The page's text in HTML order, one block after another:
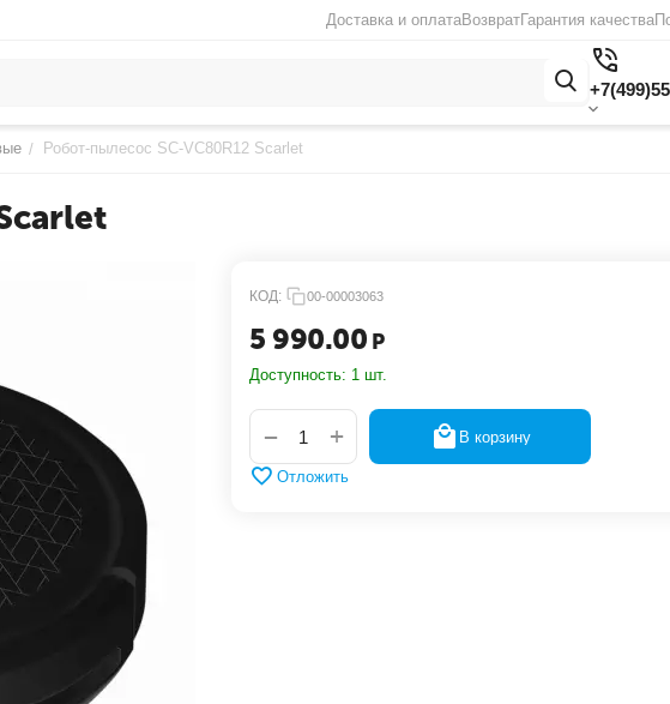
Доставка и оплатаВозвратГарантия качества
/ Робот-пылесос SC-VC80R12 Scarlet
КОД: 00-00003063
5 990.00 Р
Доступность: 1 шт.
+
− В корзину
Отложить